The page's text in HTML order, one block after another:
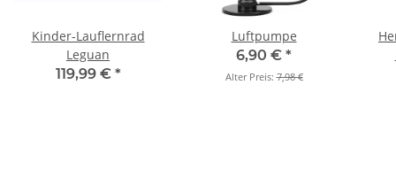
Kinder-Lauflernrad
Leguan
119,99 € *
Luftpumpe
6,90 € *
Alter Preis:7,98 €